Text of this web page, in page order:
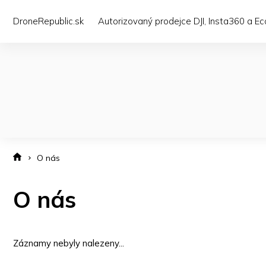
DroneRepublic.sk Autorizovaný prodejce DJI, Insta360 a
O nás
O nás
Záznamy nebyly nalezeny...